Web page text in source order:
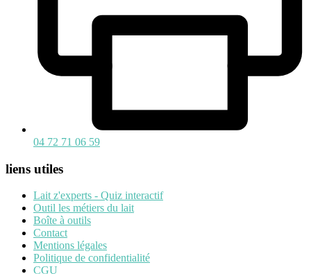
04 72 71 06 59
liens utiles
Lait z'experts - Quiz interactif
Outil les métiers du lait
Boîte à outils
Contact
Mentions légales
Politique de confidentialité
CGU